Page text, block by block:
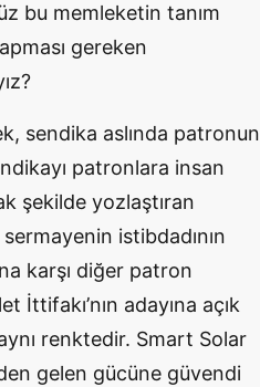
bu memleketin tanım
gereken
sendika aslında patronun
patronlara insan
şekilde yozlaştıran
istibdadının
karşı diğer patron
İttifakı’nın adayına açık
renktedir. Smart Solar
gelen gücüne güvendi